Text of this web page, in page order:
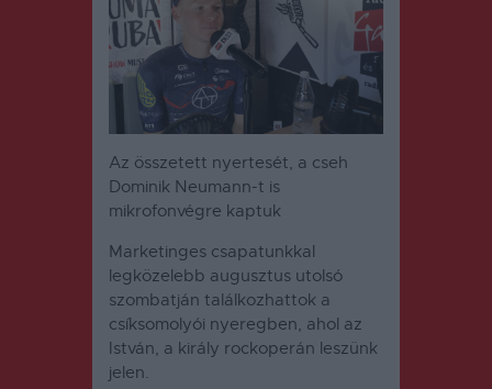
Az összetett nyertesét, a cseh
Dominik Neumann-t is
mikrofonvégre kaptuk
Marketinges csapatunkkal
legközelebb augusztus utolsó
szombatján találkozhattok a
csíksomolyói nyeregben, ahol az
István, a király rockoperán leszünk
jelen.